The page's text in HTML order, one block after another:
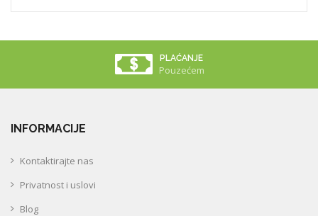
PLAĆANJE
Pouzećem
INFORMACIJE
Kontaktirajte nas
Privatnost i uslovi
Blog